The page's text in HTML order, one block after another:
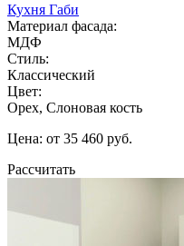
Кухня Габи
Материал фасада:
МДФ
Стиль:
Классический
Цвет:
Орех, Слоновая кость
Цена: от 35 460 руб.
Рассчитать